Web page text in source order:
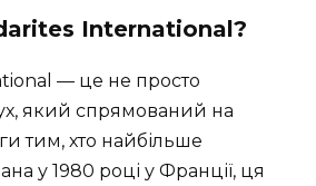
International?
— це не просто
який спрямований на
тим, хто найбільше
у 1980 році у Франції, ця